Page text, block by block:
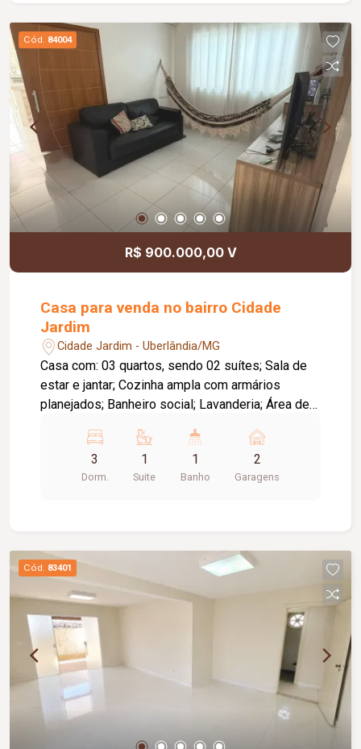
Cód. 84004
R$ 900.000,00 V
Casa para venda no bairro Cidade
Jardim
Cidade Jardim - Uberlândia/MG
Casa com: 03 quartos, sendo 02 suítes; Sala de
estar e jantar; Cozinha ampla com armários
planejados; Banheiro social; Lavanderia; Área de
garagem; Diferenciais: Sistema de aquecimento
solar com boiler para água quente nas torneiras e
chuveiros.
3
Dorm.
1
Suite
1
Banho
2
Garagens
Cód. 83401